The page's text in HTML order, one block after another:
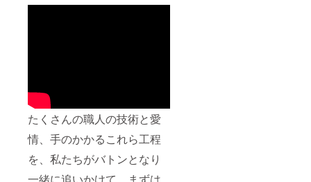
たくさんの職人の技術と愛
情、手のかかるこれら工程
を、私たちがバトンとなり